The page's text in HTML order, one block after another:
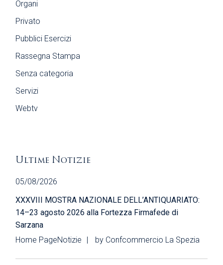
Organi
Privato
Pubblici Esercizi
Rassegna Stampa
Senza categoria
Servizi
Webtv
Ultime Notizie
05/08/2026
XXXVIII MOSTRA NAZIONALE DELL’ANTIQUARIATO:
14–23 agosto 2026 alla Fortezza Firmafede di
Sarzana
Home PageNotizie by Confcommercio La Spezia